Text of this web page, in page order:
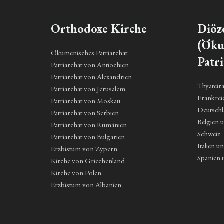
Orthodoxe Kirche
Ökumenisches Patriarchat
Patriarchat von Antiochien
Patriarchat von Alexandrien
Patriarchat von Jerusalem
Patriarchat von Moskau
Patriarchat von Serbien
Patriarchat von Rumänien
Patriarchat von Bulgarien
Erzbistum von Zypern
Kirche von Griechenland
Kirche von Polen
Erzbistum von Albanien
Belgien
Schweiz
Italien
Spanien